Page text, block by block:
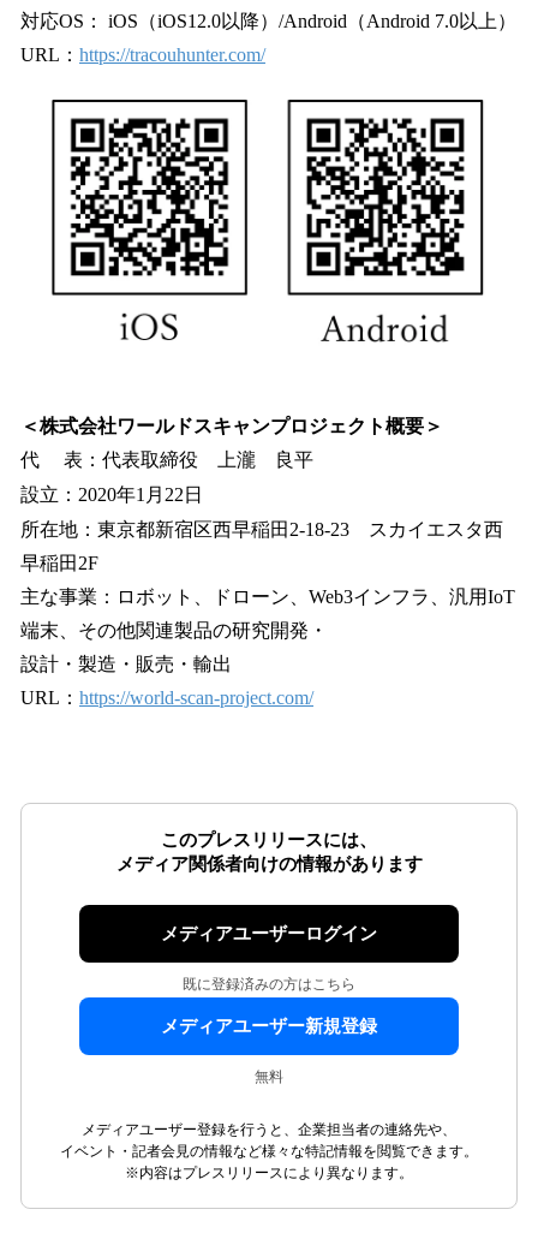
対応OS： iOS（iOS12.0以降）/Android（Android 7.0以上）
URL： https://tracouhunter.com/
＜株式会社ワールドスキャンプロジェクト概要＞
代 表：代表取締役 上瀧 良平
設立：2020年1月22日
所在地：東京都新宿区西早稲田2-18-23 スカイエスタ西
早稲田2F
主な事業：ロボット、ドローン、Web3インフラ、汎用IoT
端末、その他関連製品の研究開発・
設計・製造・販売・輸出
URL： https://world-scan-project.com/
このプレスリリースには、
メディア関係者向けの情報があります
メディアユーザーログイン
既に登録済みの方はこちら
メディアユーザー新規登録
無料
メディアユーザー登録を行うと、企業担当者の連絡先や、
イベント・記者会見の情報など様々な特記情報を閲覧できます。
※内容はプレスリリースにより異なります。